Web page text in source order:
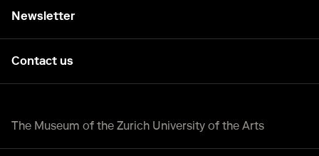
Newsletter
Contact us
The Museum of the Zurich University of the Arts